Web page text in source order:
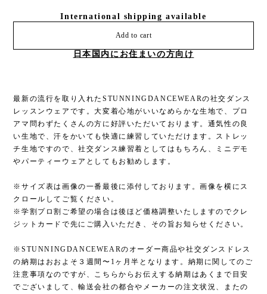
International shipping available
Add to cart
日本国内にお住まいの方向け
最新の流行を取り入れたSTUNNINGDANCEWEARの社交ダンス
レッスンウェアです。大変着心地がいいなめらかな生地で、プロ
アマ問わずたくさんの方に好評いただいております。通気性の良
い生地で、汗をかいても快適に練習していただけます。ストレッ
チ生地ですので、社交ダンス練習着としてはもちろん、ミニデモ
やパーティーウェアとしてもお勧めします。
※サイズ表は画像の一番最後に添付しております。画像を横にス
クロールしてご覧ください。
※学割プロ割ご希望の場合は後ほど価格調整いたしますのでクレ
ジットカードで先にご購入いただき、その旨お知らせください。
※STUNNINGDANCEWEARのオーダー商品や社交ダンスドレス
の納期はおおよそ３週間〜1ヶ月半となります。納期に関してのご
注意事項なのですが、こちらからお伝えする納期はあくまで目安
でございまして、輸送会社の都合やメーカーの注文状況、またの